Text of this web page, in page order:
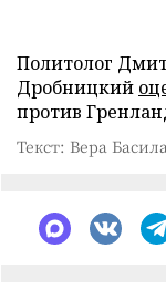
Политолог
Дробницкий
против
Текст: Вера